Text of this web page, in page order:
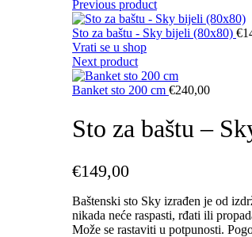
Previous product
Sto za baštu - Sky bijeli (80x80) €
Vrati se u shop
Next product
Banket sto 200 cm €240,00
Sto za baštu –
€149,00
Baštenski sto Sky izrađen je od
nikada neće raspasti, rđati ili
Može se rastaviti u potpunosti.